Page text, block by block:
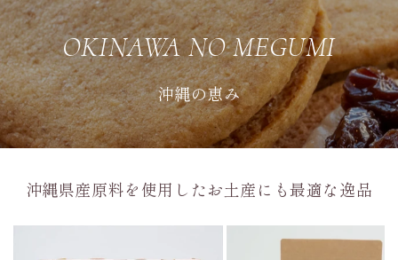
OKINAWA NO MEGUMI
沖縄の恵み
沖縄県産原料を使用したお土産にも最適な逸品